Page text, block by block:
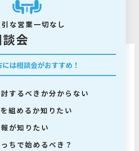
な営業一切なし
会
には相談会がおすすめ！
するべきか分からない
組めるか知りたい
が知りたい
ちで始めるべき？